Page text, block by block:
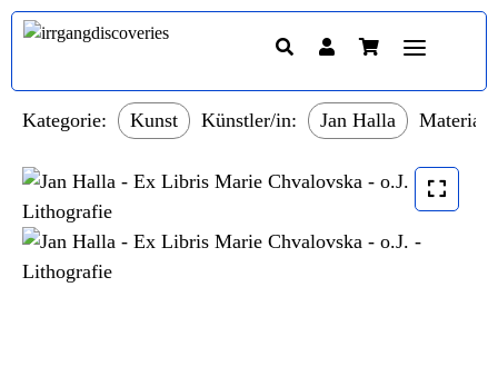
Kategorie: Kunst Künstler/in: Jan Halla Material: